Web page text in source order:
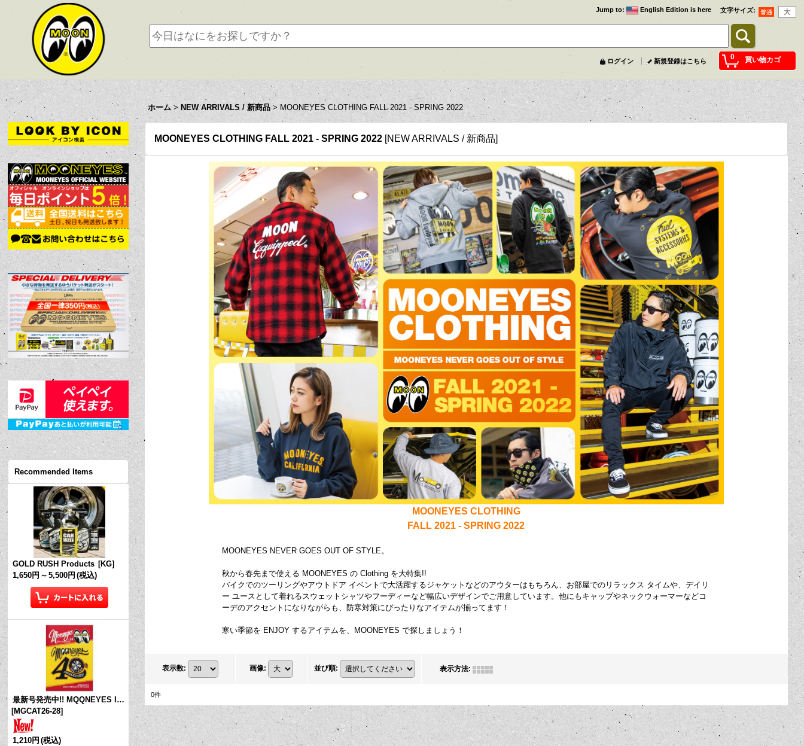
文字サイズ:
Jump to: English Edition is here
0 買い物カゴ
ログイン 新規登録はこちら
ホーム > NEW ARRIVALS / 新商品 > MOONEYES CLOTHING FALL 2021 - SPRING 2022
Recommended Items
GOLD RUSH Products [KG]
1,650円 ～ 5,500円 (税込)
最新号発売中!! MQQNEYES International Magazine No.28 2026
[MGCAT26-28]
1,210円 (税込)
MOONEYES CLOTHING FALL 2021 - SPRING 2022 [NEW ARRIVALS / 新商品]
MOONEYES CLOTHING
FALL 2021 - SPRING 2022
MOONEYES NEVER GOES OUT OF STYLE。
秋から春先まで使える MOONEYES の Clothing を大特集!!
バイクでのツーリングやアウトドア イベントで大活躍するジャケットなどのアウターはもちろん、お部屋でのリラックス タイムや、デイリ
ー ユースとして着れるスウェットシャツやフーディーなど幅広いデザインでご用意しています。他にもキャップやネックウォーマーなどコ
ーデのアクセントになりながらも、防寒対策にぴったりなアイテムが揃ってます！
寒い季節を ENJOY するアイテムを、MOONEYES で探しましょう！
表示数: 画像: 並び順: 表示方法:
0件